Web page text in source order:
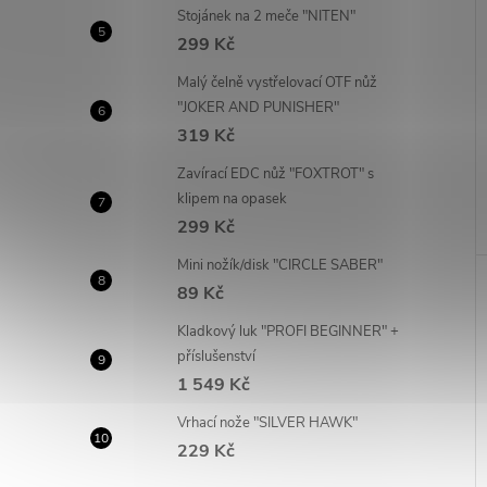
Stojánek na 2 meče "NITEN"
299 Kč
Malý čelně vystřelovací OTF nůž
"JOKER AND PUNISHER"
319 Kč
Zavírací EDC nůž "FOXTROT" s
klipem na opasek
299 Kč
Mini nožík/disk "CIRCLE SABER"
89 Kč
Kladkový luk "PROFI BEGINNER" +
příslušenství
1 549 Kč
Vrhací nože "SILVER HAWK"
229 Kč